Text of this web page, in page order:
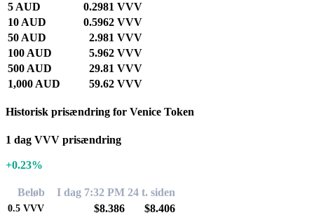
5 AUD
0.2981 VVV
10 AUD
0.5962 VVV
50 AUD
2.981 VVV
100 AUD
5.962 VVV
500 AUD
29.81 VVV
1,000 AUD
59.62 VVV
Historisk prisændring for Venice Token
1 dag VVV prisændring
+0.23%
Beløb I dag 7:32 PM 24 t. siden
0.5 VVV $8.386 $8.406